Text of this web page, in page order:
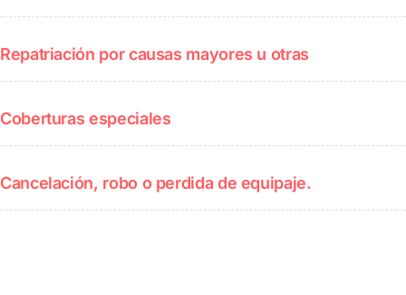
Repatriación por causas mayores u otras
Cancelación, robo o perdida de equipaje.
Coberturas especiales